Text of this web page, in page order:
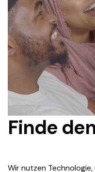
Finde
Wir nutzen Technologie,